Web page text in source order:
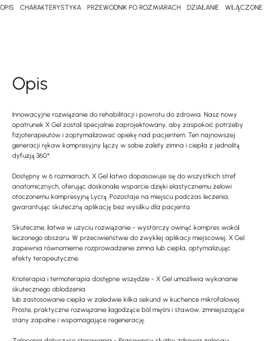
OPIS CHARAKTERYSTYKA PRZEWODNIK PO ROZMIARACH DZIAŁANIE WŁĄCZONE
Opis
Innowacyjne rozwiązanie do rehabilitacji i powrotu do zdrowia. Nasz nowy
opatrunek X Gel został specjalnie zaprojektowany, aby zaspokoić potrzeby
fizjoterapeutów i zoptymalizować opiekę nad pacjentem. Ten najnowszej
generacji rękaw kompresyjny łączy w sobie zalety zimna i ciepła z jednolitą
dyfuzją 360°.
Dostępny w 6 rozmiarach, X Gel łatwo dopasowuje się do wszystkich stref
anatomicznych, oferując doskonałe wsparcie dzięki elastycznemu żelowi
otoczonemu kompresyjną Lycrą. Pozostaje na miejscu podczas leczenia,
gwarantując skuteczną aplikację bez wysiłku dla pacjenta.
Skuteczne, łatwe w użyciu rozwiązanie - wystarczy owinąć kompres wokół
leczonego obszaru. W przeciwieństwie do zwykłej aplikacji miejscowej, X Gel
zapewnia równomierne rozprowadzenie zimna lub ciepła, optymalizując
efekty terapeutyczne.
Krioterapia i termoterapia dostępne wszędzie - X Gel umożliwia wykonanie
skutecznego oblodzenia
lub zastosowanie ciepła w zaledwie kilka sekund w kuchence mikrofalowej.
Proste, praktyczne rozwiązanie łagodzące ból mięśni i stawów, zmniejszające
stany zapalne i wspomagające regenerację.